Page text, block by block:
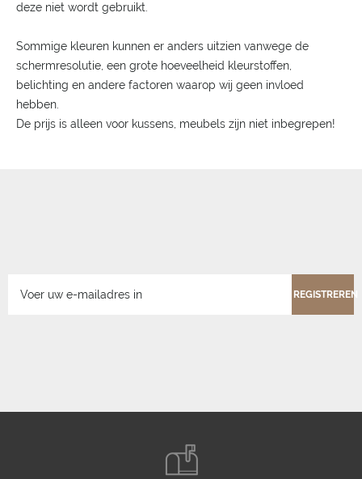
deze niet wordt gebruikt.
Sommige kleuren kunnen er anders uitzien vanwege de
schermresolutie, een grote hoeveelheid kleurstoffen,
belichting en andere factoren waarop wij geen invloed
hebben.
De prijs is alleen voor kussens, meubels zijn niet inbegrepen!
REGISTREREN